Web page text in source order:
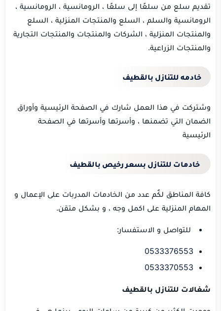
تقديم سلع من سلعًا إلى سلعًا ، الرومانسية ، الرومانسية ،
الرومانسية والسلم ، السلع والمنتجات المنزلية ، السلع
والمنتجات المنزلية ، الشركات والمنتجات والمنتجات التجارية
والمنتجات الزراعية.
خادمه للتنازل بالقطيف
وشتركت في هذا العمل شارك في الصفحة الرئيسية وأوراق
الضمان التي تضمنها ، وأسرتها وأسرتها في الصفحة
الرئيسية
خادمات للتنازل بسعر رخيص بالقطيف
كافة المناطق لكٌم عدد من الخادمات المدربات على الإعمال و
المهام المنزلية على اكمل وجه ، و بشكل متقن.
للتواصل و الاستفسار:
0533376553
0533370553
شغالات للتنازل بالقطيف